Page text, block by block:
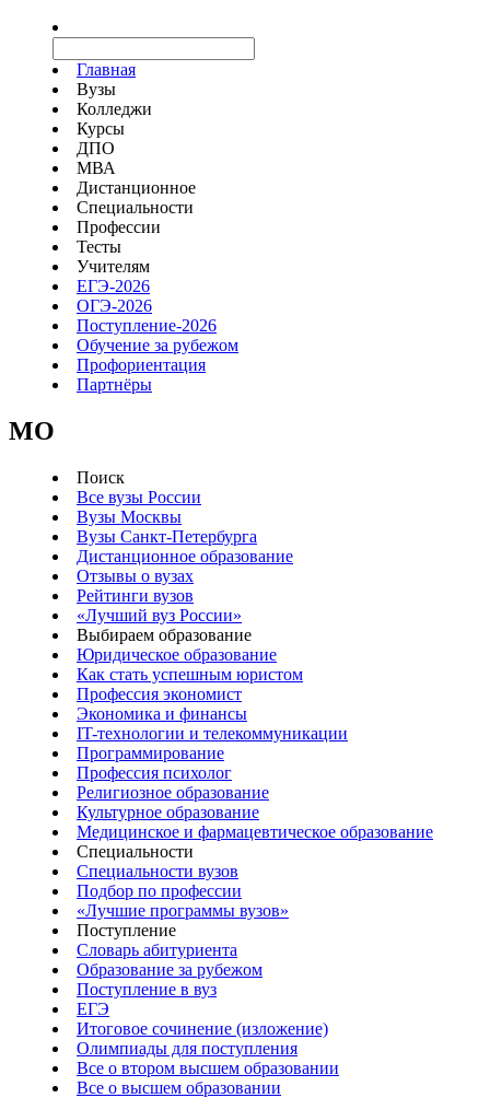
Главная
Вузы
Колледжи
Курсы
ДПО
МВА
Дистанционное
Специальности
Профессии
Тесты
Учителям
ЕГЭ-2026
ОГЭ-2026
Поступление-2026
Обучение за рубежом
Профориентация
Партнёры
MO
Поиск
Все вузы России
Вузы Москвы
Вузы Санкт-Петербурга
Дистанционное образование
Отзывы о вузах
Рейтинги вузов
«Лучший вуз России»
Выбираем образование
Юридическое образование
Как стать успешным юристом
Профессия экономист
Экономика и финансы
IT-технологии и телекоммуникации
Программирование
Профессия психолог
Религиозное образование
Культурное образование
Медицинское и фармацевтическое образование
Специальности
Специальности вузов
Подбор по профессии
«Лучшие программы вузов»
Поступление
Словарь абитуриента
Образование за рубежом
Поступление в вуз
ЕГЭ
Итоговое сочинение (изложение)
Олимпиады для поступления
Все о втором высшем образовании
Все о высшем образовании